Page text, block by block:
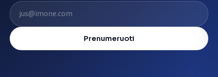
El. pašto adresas
Prenumeruoti